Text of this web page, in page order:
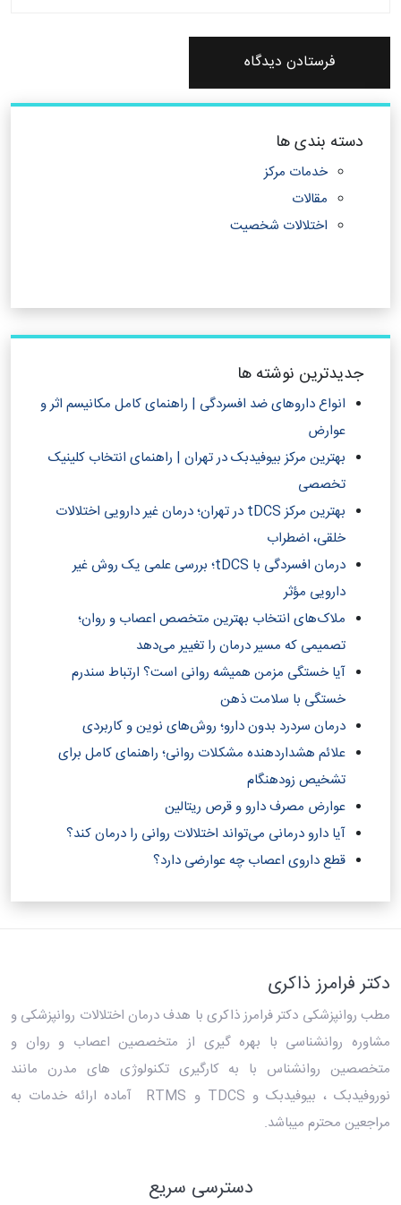
دسته بندی ها
خدمات مرکز
مقالات
اختلالات شخصیت
جدیدترین نوشته ها
انواع داروهای ضد افسردگی | راهنمای کامل مکانیسم اثر و
عوارض
بهترین مرکز بیوفیدبک در تهران | راهنمای انتخاب کلینیک
تخصصی
بهترین مرکز tDCS در تهران؛ درمان غیر دارویی اختلالات
خلقی، اضطراب
درمان افسردگی با tDCS؛ بررسی علمی یک روش غیر
دارویی مؤثر
ملاک‌های انتخاب بهترین متخصص اعصاب و روان؛
تصمیمی که مسیر درمان را تغییر می‌دهد
آیا خستگی مزمن همیشه روانی است؟ ارتباط سندرم
خستگی با سلامت ذهن
درمان سردرد بدون دارو؛ روش‌های نوین و کاربردی
علائم هشداردهنده مشکلات روانی؛ راهنمای کامل برای
تشخیص زودهنگام
عوارض مصرف دارو و قرص ریتالین
آیا دارو درمانی می‌تواند اختلالات روانی را درمان کند؟‎
قطع داروی اعصاب چه عوارضی دارد؟
دکتر فرامرز ذاکری
مطب روانپزشکی دکتر فرامرز ذاکری با هدف درمان اختلالات روانپزشکی و
مشاوره روانشناسی با بهره گیری از متخصصین اعصاب و روان و
متخصصین روانشناس با به کارگیری تکنولوژی های مدرن مانند
نوروفیدبک ، بیوفیدبک و TDCS و RTMS آماده ارائه خدمات به
مراجعین محترم میباشد.
دسترسی سریع